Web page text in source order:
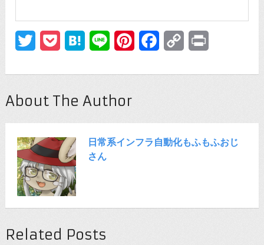
TwitterPocketHatenaLine PinterestFacebook
Copy
About The Author
日常系インフラ自動化もふもふおじ
さん
Related Posts